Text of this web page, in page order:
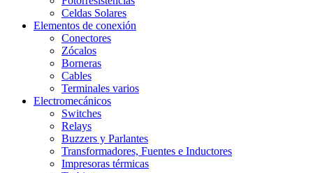
Celdas Solares
Elementos de conexión
Conectores
Zócalos
Borneras
Cables
Terminales varios
Electromecánicos
Switches
Relays
Buzzers y Parlantes
Transformadores, Fuentes e Inductores
Impresoras térmicas